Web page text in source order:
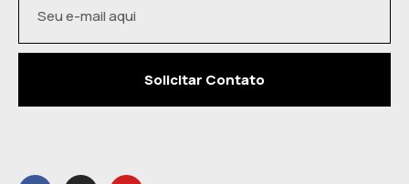
Solicitar Contato